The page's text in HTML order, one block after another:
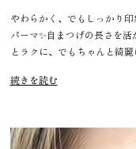
やわらかく、でもしっかり
パーマ✨自まつげの長さを
とラクに、でもちゃんと綺
続きを読む